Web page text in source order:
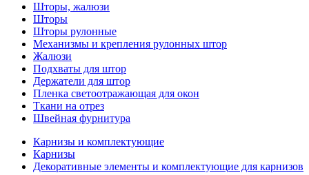
Шторы, жалюзи
Шторы
Шторы рулонные
Механизмы и крепления рулонных штор
Жалюзи
Подхваты для штор
Держатели для штор
Пленка светоотражающая для окон
Ткани на отрез
Швейная фурнитура
Карнизы и комплектующие
Карнизы
Декоративные элементы и комплектующие для карнизов